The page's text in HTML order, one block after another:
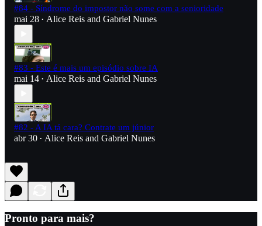
#84 - Síndrome do impostor não some com a senioridade
mai 28 • Alice Reis and Gabriel Nunes
#83 - Este é mais um episódio sobre IA
mai 14 • Alice Reis and Gabriel Nunes
#82 - A IA tá cara? Contrate um júnior
abr 30 • Alice Reis and Gabriel Nunes
Pronto para mais?